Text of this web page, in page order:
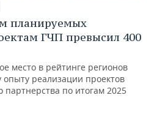
планируемых
ГЧП превысил 400
место в рейтинге регионов
реализации проектов
партнерства по итогам 2025